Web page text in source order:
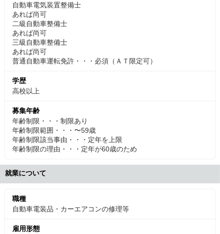
自動車電気装置整備士
あれば尚可
二級自動車整備士
あれば尚可
三級自動車整備士
あれば尚可
普通自動車運転免許・・・必須（ＡＴ限定可）
学歴
高校以上
募集年齢
年齢制限・・・制限あり
年齢制限範囲・・・〜59歳
年齢制限該当事由・・・定年を上限
年齢制限の理由・・・定年が60歳のため
就業について
職種
自動車電装品・カーエアコンの修理等
雇用形態